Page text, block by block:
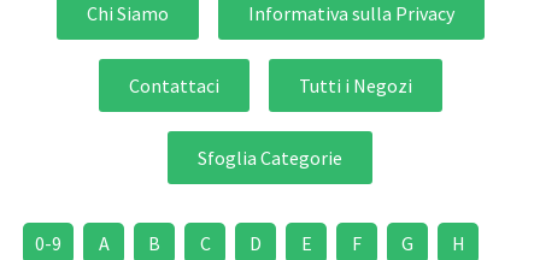
Chi Siamo Informativa sulla Privacy
Contattaci Tutti i Negozi
Sfoglia Categorie
0-9 A B C D E F G H